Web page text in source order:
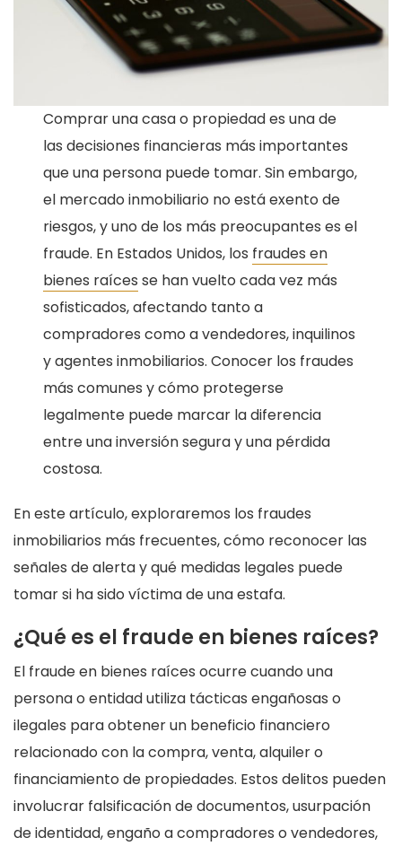
Comprar una casa o propiedad es una de
las decisiones financieras más importantes
que una persona puede tomar. Sin embargo,
el mercado inmobiliario no está exento de
riesgos, y uno de los más preocupantes es el
fraude. En Estados Unidos, los fraudes en
bienes raíces se han vuelto cada vez más
sofisticados, afectando tanto a
compradores como a vendedores, inquilinos
y agentes inmobiliarios. Conocer los fraudes
más comunes y cómo protegerse
legalmente puede marcar la diferencia
entre una inversión segura y una pérdida
costosa.
En este artículo, exploraremos los fraudes
inmobiliarios más frecuentes, cómo reconocer las
señales de alerta y qué medidas legales puede
tomar si ha sido víctima de una estafa.
¿Qué es el fraude en bienes raíces?
El fraude en bienes raíces ocurre cuando una
persona o entidad utiliza tácticas engañosas o
ilegales para obtener un beneficio financiero
relacionado con la compra, venta, alquiler o
financiamiento de propiedades. Estos delitos pueden
involucrar falsificación de documentos, usurpación
de identidad, engaño a compradores o vendedores,